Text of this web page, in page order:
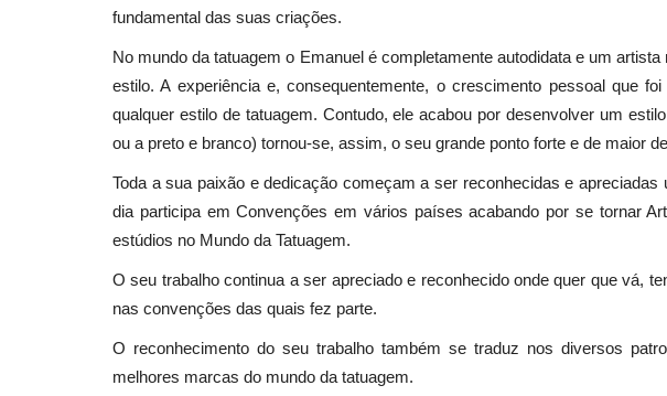
fundamental das suas criações.
No mundo da tatuagem o Emanuel é completamente autodidata e um
estilo. A experiência e, consequentemente, o crescimento pessoal que
qualquer estilo de tatuagem. Contudo, ele acabou por desenvolver um
ou a preto e branco) tornou-se, assim, o seu grande ponto forte e de maior
Toda a sua paixão e dedicação começam a ser reconhecidas e
dia participa em Convenções em vários países acabando por se tornar
estúdios no Mundo da Tatuagem.
O seu trabalho continua a ser apreciado e reconhecido onde quer que vá,
nas convenções das quais fez parte.
O reconhecimento do seu trabalho também se traduz nos diversos
melhores marcas do mundo da tatuagem.